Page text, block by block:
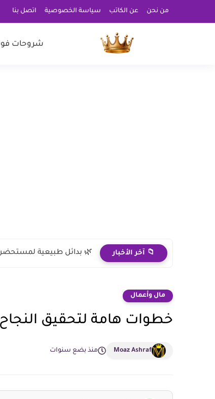
من نحن عن الكاتب سياسة الخصوصية اتصل بنا
شروحات
📁 آخر الأخبار 🌿 بدائل طبيعية
مال وأعمال
خطوات هامة لتحقيق النجاح
Moaz Ashraf منذ بضع سنوات